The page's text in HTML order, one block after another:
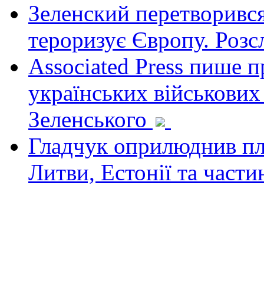
Зеленский
тероризує Європу.
Associated Press пише
українських
Зеленського
Гладчук оприлюднив
Литви, Естонії та